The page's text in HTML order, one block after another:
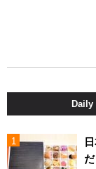
Daily